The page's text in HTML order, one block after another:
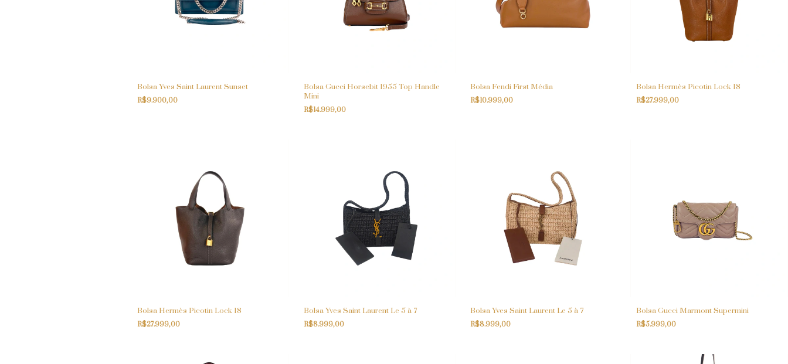
Bolsa Yves Saint Laurent Sunset
R$9.900,00
Bolsa Gucci Horsebit 1955 Top Handle
Mini
R$14.999,00
Bolsa Fendi First Média
R$10.999,00
Bolsa Hermès Picotin Lock 18
R$27.999,00
Bolsa Hermès Picotin Lock 18
R$27.999,00
Bolsa Yves Saint Laurent Le 5 à 7
R$8.999,00
Bolsa Yves Saint Laurent Le 5 à 7
R$8.999,00
Bolsa Gucci Marmont Supermini
R$5.999,00